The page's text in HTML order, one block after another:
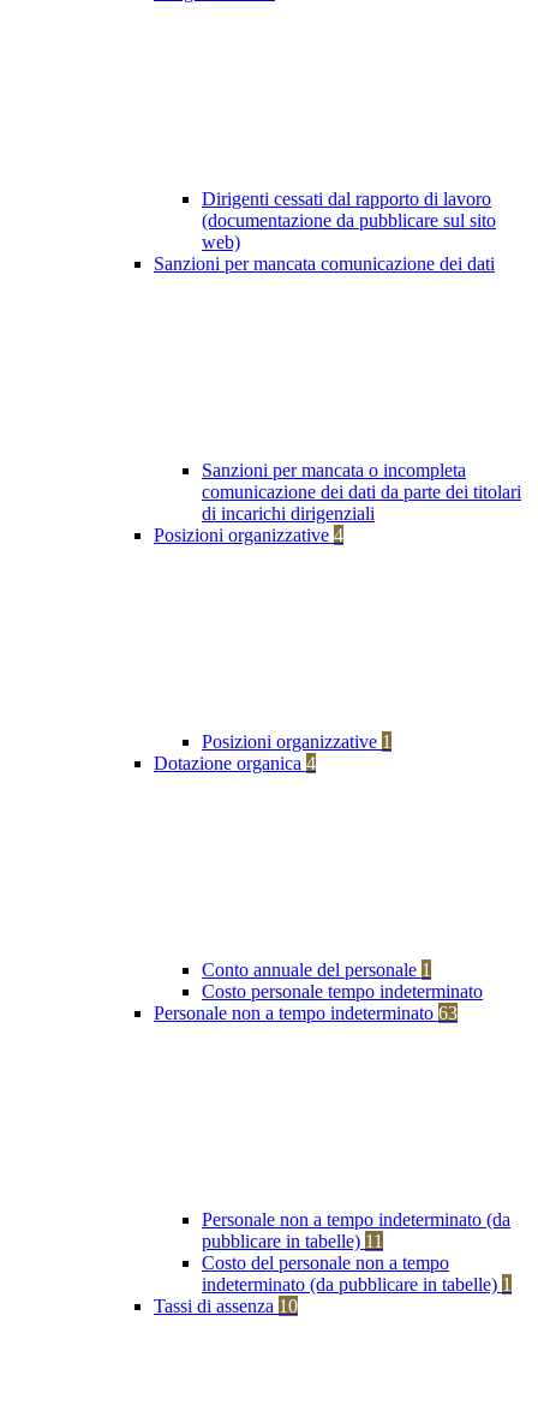
Dirigenti cessati dal rapporto di lavoro
(documentazione da pubblicare sul sito
web)
Sanzioni per mancata comunicazione dei dati
Sanzioni per mancata o incompleta
comunicazione dei dati da parte dei titolari
di incarichi dirigenziali
Posizioni organizzative 4
Posizioni organizzative 1
Dotazione organica 4
Conto annuale del personale 1
Costo personale tempo indeterminato
Personale non a tempo indeterminato 63
Personale non a tempo indeterminato (da
pubblicare in tabelle) 11
Costo del personale non a tempo
indeterminato (da pubblicare in tabelle) 1
Tassi di assenza 10